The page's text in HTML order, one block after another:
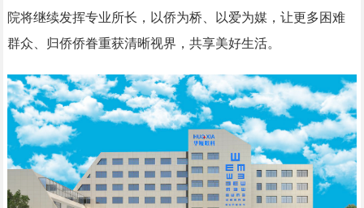
院将继续发挥专业所长，以侨为桥、以爱为媒，让更多困难
群众、归侨侨眷重获清晰视界，共享美好生活。